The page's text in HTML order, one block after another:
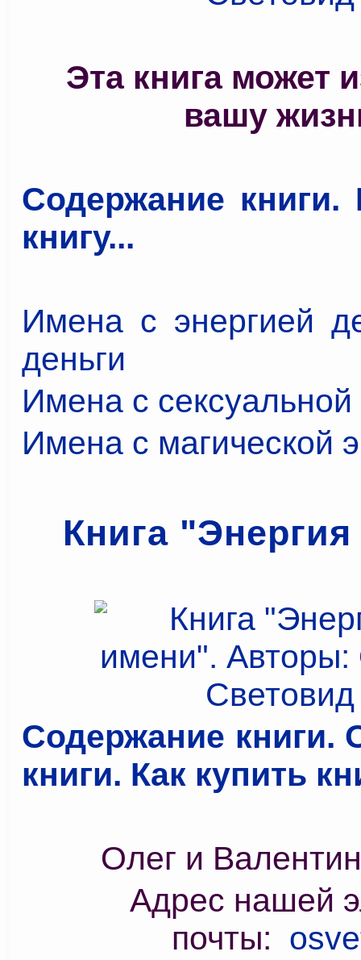
Эта книга может
вашу
Содержание книги.
книгу...
Имена с энергией
деньги
Имена с сексуальной
Имена с магической
Книга
Содержание книги.
книги. Как купить
Олег и
Адрес нашей
почты: